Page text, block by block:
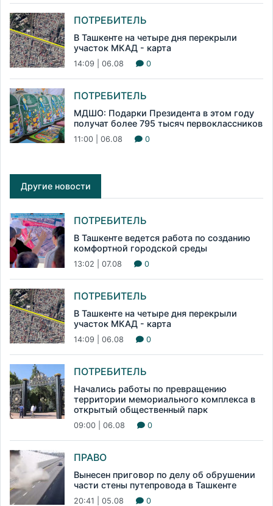
ПОТРЕБИТЕЛЬ
В Ташкенте на четыре дня перекрыли
участок МКАД - карта
14:09 | 06.08 0
ПОТРЕБИТЕЛЬ
МДШО: Подарки Президента в этом году
получат более 795 тысяч первоклассников
11:00 | 06.08 0
Другие новости
ПОТРЕБИТЕЛЬ
В Ташкенте ведется работа по созданию
комфортной городской среды
13:02 | 07.08 0
ПОТРЕБИТЕЛЬ
В Ташкенте на четыре дня перекрыли
участок МКАД - карта
14:09 | 06.08 0
ПОТРЕБИТЕЛЬ
Начались работы по превращению
территории мемориального комплекса в
открытый общественный парк
09:00 | 06.08 0
ПРАВО
Вынесен приговор по делу об обрушении
части стены путепровода в Ташкенте
20:41 | 05.08 0